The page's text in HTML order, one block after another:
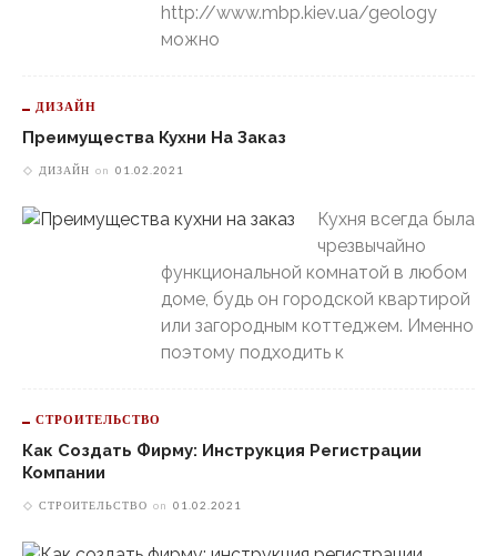
http://www.mbp.kiev.ua/geology
можно
ДИЗАЙН
Преимущества Кухни На Заказ
ДИЗАЙН on 01.02.2021
Кухня всегда была
чрезвычайно
функциональной комнатой в любом
доме, будь он городской квартирой
или загородным коттеджем. Именно
поэтому подходить к
СТРОИТЕЛЬСТВО
Как Создать Фирму: Инструкция Регистрации
Компании
СТРОИТЕЛЬСТВО on 01.02.2021